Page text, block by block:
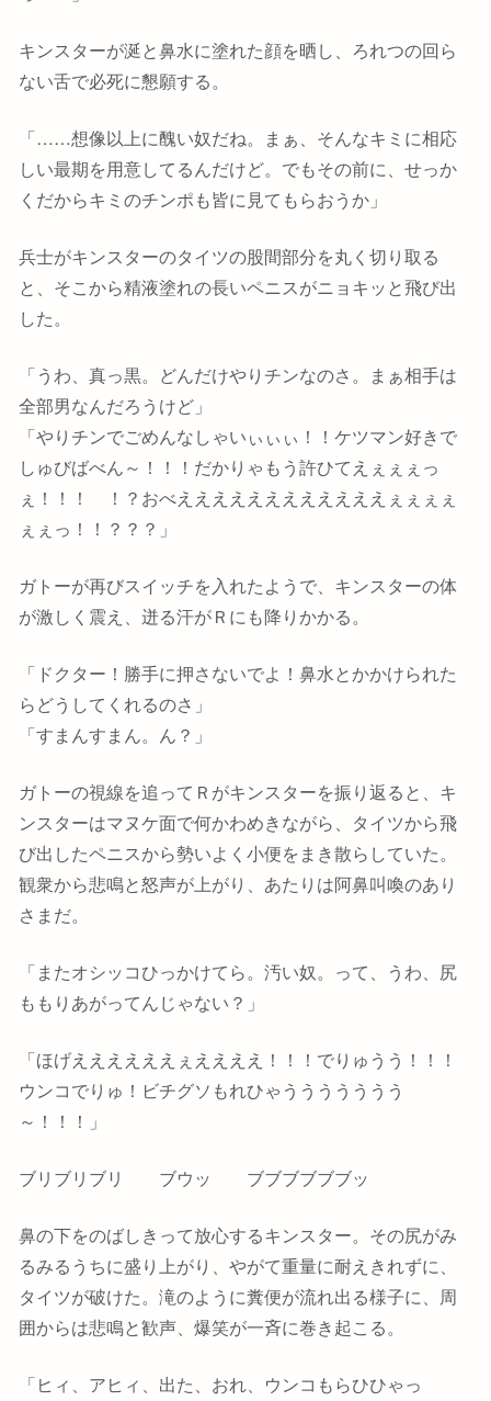
キンスターが涎と鼻水に塗れた顔を晒し、ろれつの回ら
ない舌で必死に懇願する。
「……想像以上に醜い奴だね。まぁ、そんなキミに相応
しい最期を用意してるんだけど。でもその前に、せっか
くだからキミのチンポも皆に見てもらおうか」
兵士がキンスターのタイツの股間部分を丸く切り取る
と、そこから精液塗れの長いペニスがニョキッと飛び出
した。
「うわ、真っ黒。どんだけやりチンなのさ。まぁ相手は
全部男なんだろうけど」
「やりチンでごめんなしゃいぃぃぃ！！ケツマン好きで
しゅびばべん～！！！だかりゃもう許ひてえぇぇぇっ
ぇ！！！ ！？おべええええええええええええぇぇぇぇ
ぇぇっ！！？？？」
ガトーが再びスイッチを入れたようで、キンスターの体
が激しく震え、迸る汗がＲにも降りかかる。
「ドクター！勝手に押さないでよ！鼻水とかかけられた
らどうしてくれるのさ」
「すまんすまん。ん？」
ガトーの視線を追ってＲがキンスターを振り返ると、キ
ンスターはマヌケ面で何かわめきながら、タイツから飛
び出したペニスから勢いよく小便をまき散らしていた。
観衆から悲鳴と怒声が上がり、あたりは阿鼻叫喚のあり
さまだ。
「またオシッコひっかけてら。汚い奴。って、うわ、尻
ももりあがってんじゃない？」
「ほげええええええぇええええ！！！でりゅうう！！！
ウンコでりゅ！ビチグソもれひゃううううううう
～！！！」
ブリブリブリ ブウッ ブブブブブブッ
鼻の下をのばしきって放心するキンスター。その尻がみ
るみるうちに盛り上がり、やがて重量に耐えきれずに、
タイツが破けた。滝のように糞便が流れ出る様子に、周
囲からは悲鳴と歓声、爆笑が一斉に巻き起こる。
「ヒィ、アヒィ、出た、おれ、ウンコもらひひゃっ